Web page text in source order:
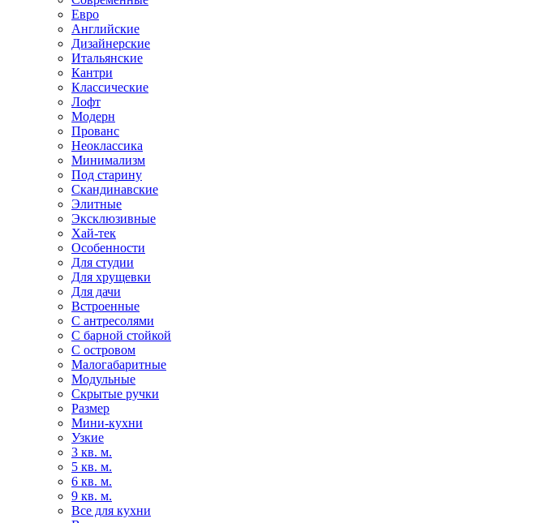
Евро
Английские
Дизайнерские
Итальянские
Кантри
Классические
Лофт
Модерн
Прованс
Неоклассика
Минимализм
Под старину
Скандинавские
Элитные
Эксклюзивные
Хай-тек
Особенности
Для студии
Для хрущевки
Для дачи
Встроенные
С антресолями
С барной стойкой
С островом
Малогабаритные
Модульные
Скрытые ручки
Размер
Мини-кухни
Узкие
3 кв. м.
5 кв. м.
6 кв. м.
9 кв. м.
Все для кухни